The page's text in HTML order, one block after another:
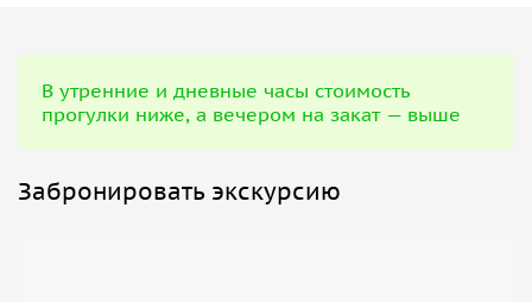
В утренние и дневные часы стоимость
прогулки ниже, а вечером на закат — выше
Забронировать экскурсию